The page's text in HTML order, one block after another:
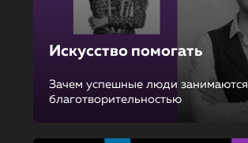
Искусство помогать
Зачем успешные люди занимаются
благотворительностью